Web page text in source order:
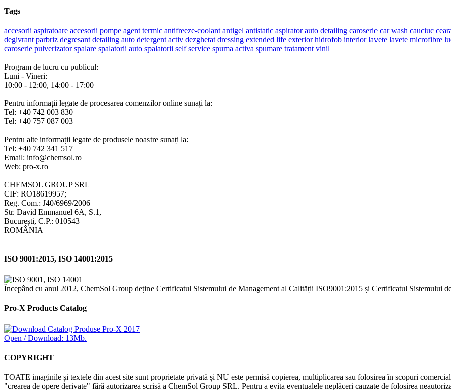
Tags
accesorii aspiratoare accesorii pompe agent termic antifreeze-coolant antigel antistatic aspirator auto detailing caroserie car wash cauciuc
degivrant parbriz degresant detailing auto detergent activ dezghetat dressing extended life exterior hidrofob interior lavete lavete microfibre
caroserie pulverizator spalare spalatorii auto spalatorii self service spuma activa spumare tratament vinil
Program de lucru cu publicul:
Luni - Vineri:
10:00 - 12:00, 14:00 - 17:00
Pentru informații legate de procesarea comenzilor online sunați la:
Tel: +40 742 003 830
Tel: +40 757 087 003
Pentru alte informații legate de produsele noastre sunați la:
Tel: +40 742 341 517
Email: info@chemsol.ro
Web: pro-x.ro
CHEMSOL GROUP SRL
CIF: RO18619957;
Reg. Com.: J40/6969/2006
Str. David Emmanuel 6A, S.1,
București, C.P.: 010543
ROMÂNIA
ISO 9001:2015, ISO 14001:2015
Începând cu anul 2012, ChemSol Group deține Certificatul Sistemului de Management al Calității ISO9001:2015 și Certificatul Sistemului
Pro-X Products Catalog
Open / Download: 13Mb.
COPYRIGHT
TOATE imaginile și textele din acest site sunt proprietate privată și NU este permisă copierea, multiplicarea sau folosirea în scopuri
"crearea de opere derivate" fără autorizarea scrisă a ChemSol Group SRL. Pentru a evita eventualele neplăceri cauzate de folosirea